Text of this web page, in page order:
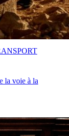
la voie à la